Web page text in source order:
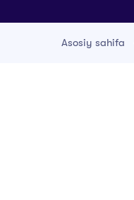
Asosiy sahifa